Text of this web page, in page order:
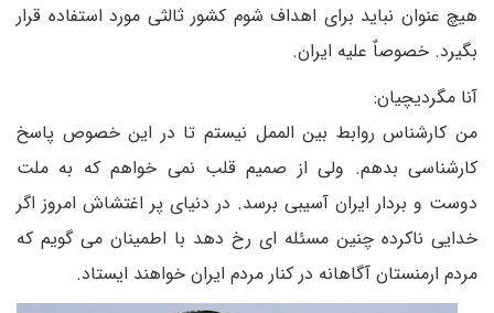
هیچ عنوان نباید برای اهداف شوم کشور ثالثی مورد استفاده قرار
بگیرد. خصوصاٌ علیه ایران.
آنا مگردیچیان:
من کارشناس روابط بین الممل نیستم تا در این خصوص پاسخ
کارشناسی بدهم. ولی از صمیم قلب نمی خواهم که به ملت
دوست و بردار ایران آسیبی برسد. در دنیای پر اغتشاش امروز اگر
خدایی ناکرده چنین مسئله ای رخ دهد با اطمینان می گویم که
مردم ارمنستان آگاهانه در کنار مردم ایران خواهند ایستاد.